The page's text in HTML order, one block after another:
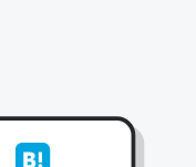
。ポケットWifiみ
2019/05/15/1805